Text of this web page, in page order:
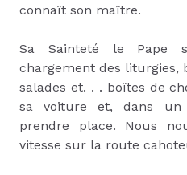
connaît son maître.
Sa Sainteté le Pape
chargement des liturgies,
salades et. . . boîtes de
sa voiture et, dans
prendre place. Nous
vitesse sur la route